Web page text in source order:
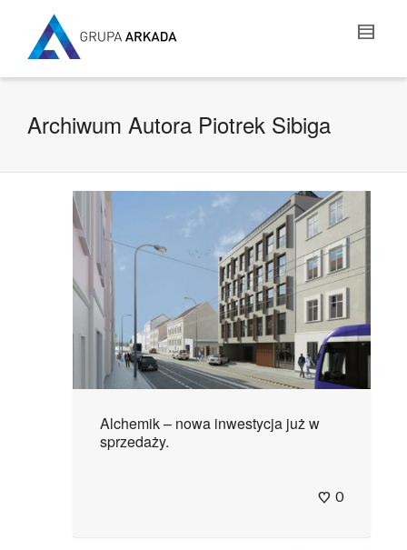
Archiwum Autora Piotrek Sibiga
Alchemik – nowa inwestycja już w
sprzedaży.
0